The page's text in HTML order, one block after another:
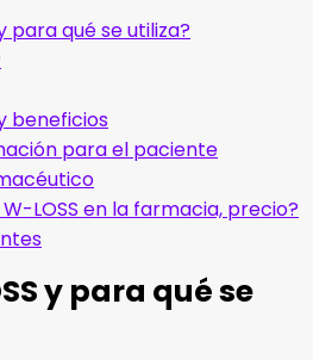
para qué se utiliza?
beneficios
para el paciente
LOSS en la farmacia, precio?
y para qué se